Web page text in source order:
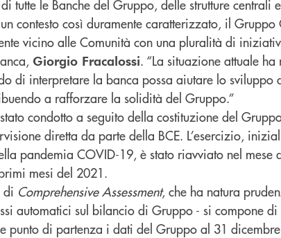
tutte le Banche del Gruppo, delle strutture centrali
contesto così duramente caratterizzato, il Gruppo
vicino alle Comunità con una pluralità di
Giorgio Fracalossi. “La situazione attuale
di interpretare la banca possa aiutare lo
a rafforzare la solidità del Gruppo.”
stato condotto a seguito della costituzione del
diretta da parte della BCE. L’esercizio,
pandemia COVID-19, è stato riavviato nel mese
mesi del 2021.
di Comprehensive Assessment, che ha natura
automatici sul bilancio di Gruppo - si compone
punto di partenza i dati del Gruppo al 31